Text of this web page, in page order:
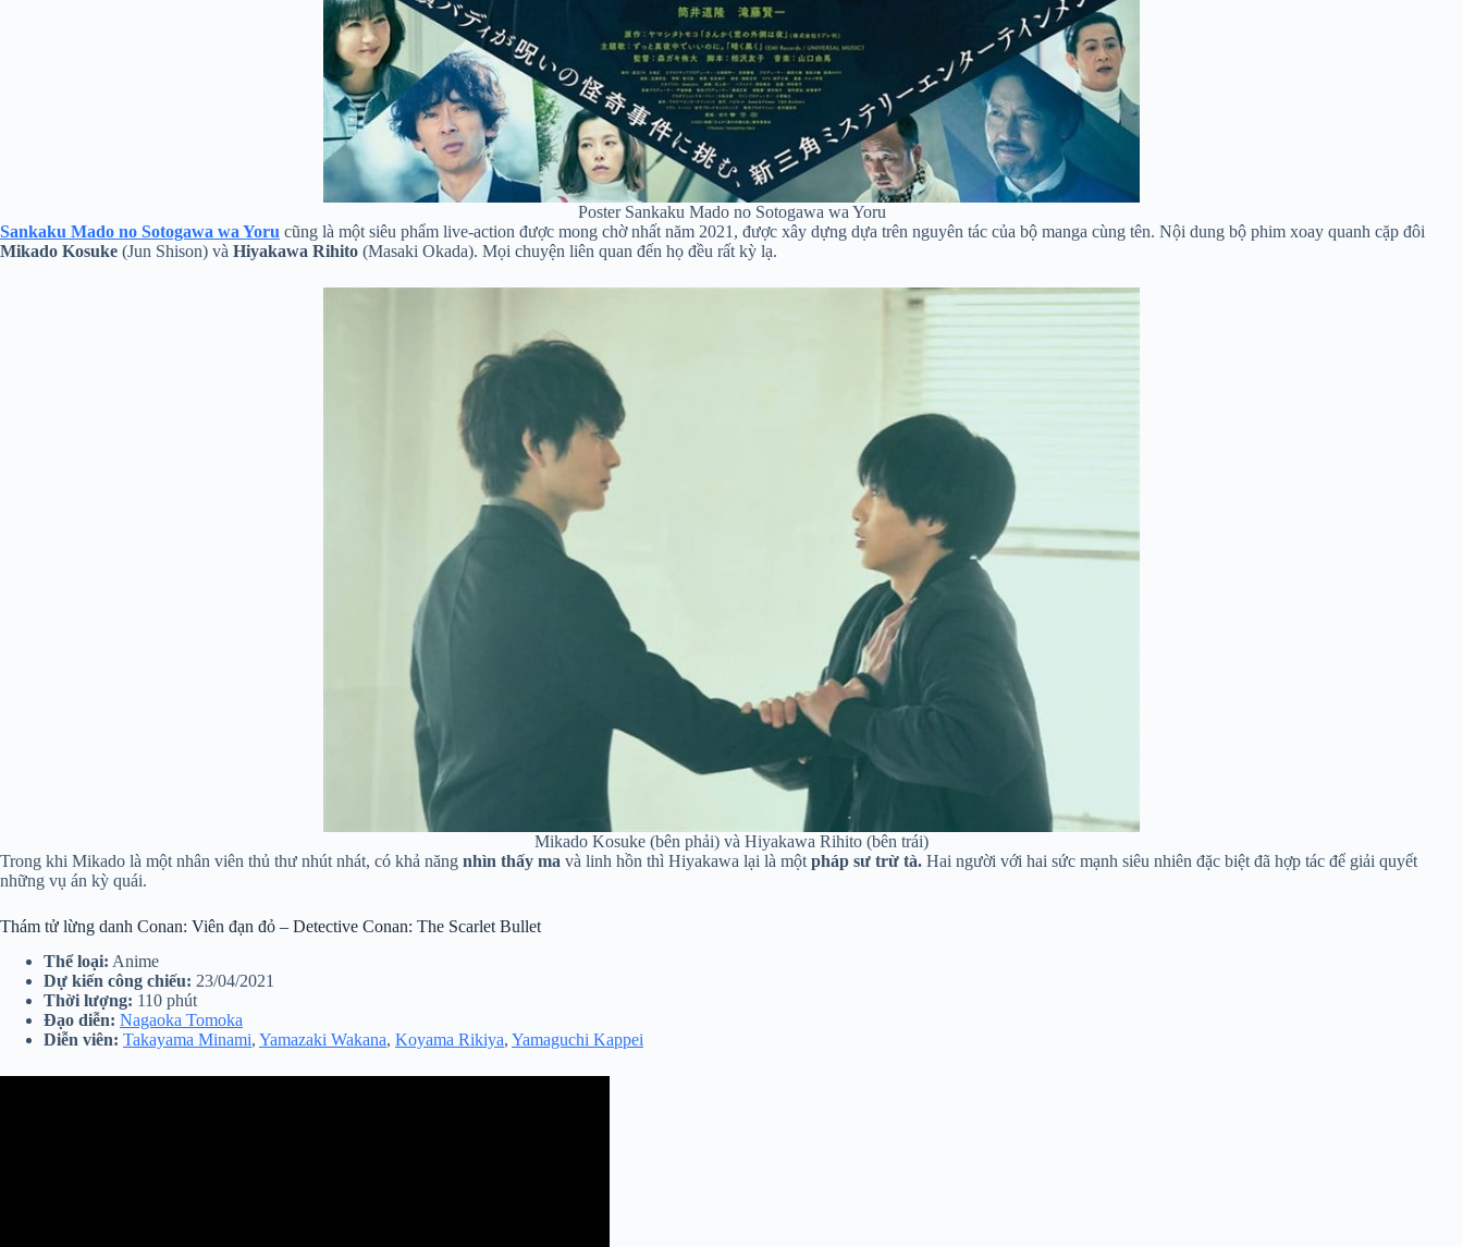
Poster Sankaku Mado no Sotogawa wa Yoru
Sankaku Mado no Sotogawa wa Yoru cũng là một siêu phẩm live-action được mong chờ nhất năm 2021, được xây dựng dựa trên nguyên tác của bộ manga cùng tên. Nội dung bộ phim xoay quanh cặp đôi
Mikado Kosuke (Jun Shison) và Hiyakawa Rihito (Masaki Okada). Mọi chuyện liên quan đến họ đều rất kỳ lạ.
Mikado Kosuke (bên phải) và Hiyakawa Rihito (bên trái)
Trong khi Mikado là một nhân viên thủ thư nhút nhát, có khả năng nhìn thấy ma và linh hồn thì Hiyakawa lại là một pháp sư trừ tà. Hai người với hai sức mạnh siêu nhiên đặc biệt đã hợp tác để giải quyết
những vụ án kỳ quái.
Thám tử lừng danh Conan: Viên đạn đỏ – Detective Conan: The Scarlet Bullet
Thể loại: Anime
Dự kiến công chiếu: 23/04/2021
Thời lượng: 110 phút
Đạo diễn: Nagaoka Tomoka
Diễn viên: Takayama Minami, Yamazaki Wakana, Koyama Rikiya, Yamaguchi Kappei